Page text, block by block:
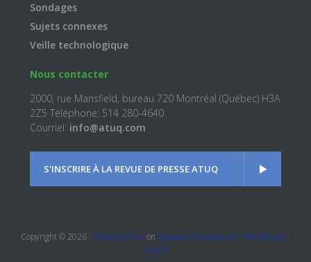
Sondages
Sujets connexes
Veille technologique
Nous contacter
2000, rue Mansfield, bureau 720 Montréal (Québec) H3A
2Z5 Téléphone: 514 280-4640
Courriel: info@atuq.com
S'INSCRIRE À LA REVUE DE PRESSE ATUQ
Copyright © 2026 · Kickstart Pro on Genesis Framework · WordPress ·
Log in